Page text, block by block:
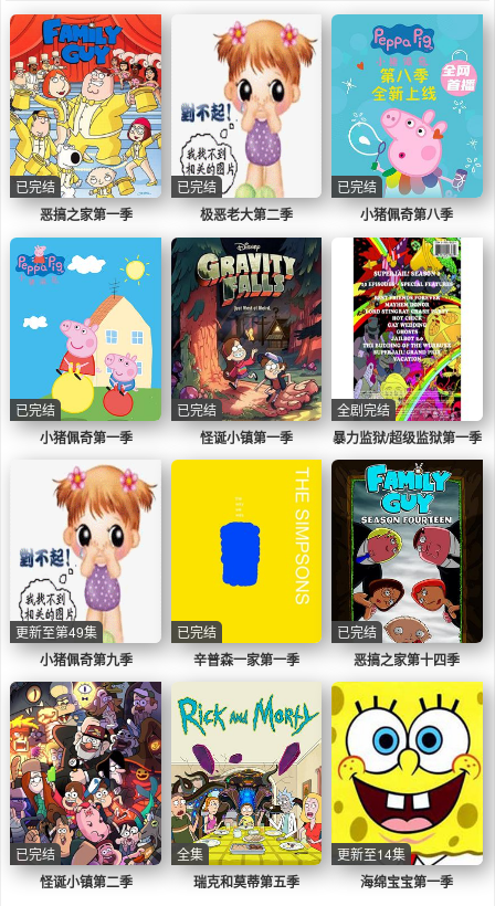
恶搞之家第一季
已完结
极恶老大第二季
已完结
小猪佩奇第八季
已完结
小猪佩奇第一季
已完结
怪诞小镇第一季
已完结
暴力监狱/超级监狱第一季
全剧完结
小猪佩奇第九季
更新至第49集
辛普森一家第一季
已完结
恶搞之家第十四季
已完结
怪诞小镇第二季
已完结
瑞克和莫蒂第五季
全集
海绵宝宝第一季
更新至14集